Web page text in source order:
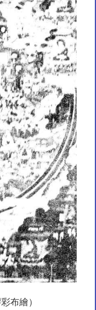
布繪）